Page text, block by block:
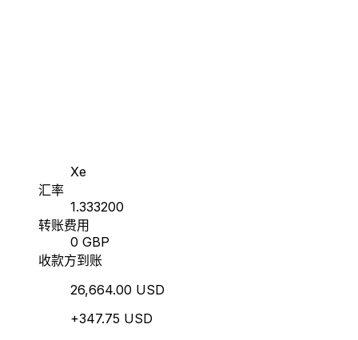
Xe
汇率
1.333200
转账费用
0 GBP
收款方到账
26,664.00 USD
+347.75 USD